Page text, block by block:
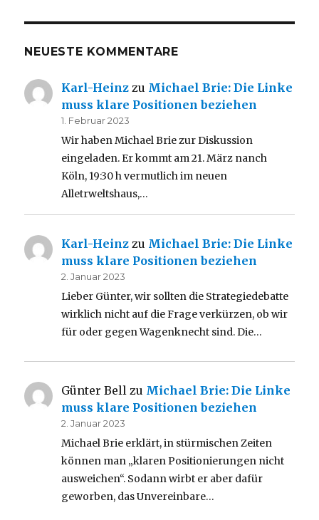
NEUESTE KOMMENTARE
Karl-Heinz zu Michael Brie: Die Linke
muss klare Positionen beziehen
1. Februar 2023
Wir haben Michael Brie zur Diskussion
eingeladen. Er kommt am 21. März nanch
Köln, 19:30 h vermutlich im neuen
Alletrweltshaus,…
Karl-Heinz zu Michael Brie: Die Linke
muss klare Positionen beziehen
2. Januar 2023
Lieber Günter, wir sollten die Strategiedebatte
wirklich nicht auf die Frage verkürzen, ob wir
für oder gegen Wagenknecht sind. Die…
Günter Bell zu Michael Brie: Die Linke
muss klare Positionen beziehen
2. Januar 2023
Michael Brie erklärt, in stürmischen Zeiten
können man „klaren Positionierungen nicht
ausweichen“. Sodann wirbt er aber dafür
geworben, das Unvereinbare…